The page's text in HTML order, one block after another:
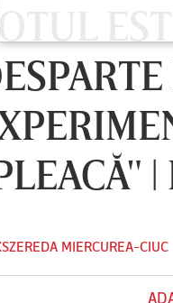
MIERCUREA-CIUC
Vs